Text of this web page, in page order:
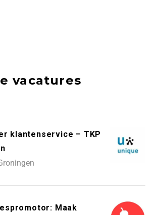
vacatures
klantenservice – TKP
Maak